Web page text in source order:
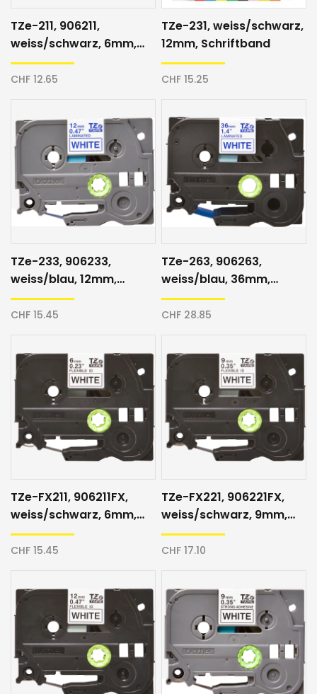
TZe-211, 906211,
weiss/schwarz, 6mm,
Schriftband
CHF 12.65
TZe-231, weiss/schwarz,
12mm, Schriftband
CHF 15.25
TZe-233, 906233,
weiss/blau, 12mm,
Schriftband
CHF 15.45
TZe-263, 906263,
weiss/blau, 36mm,
Schriftband
CHF 28.85
TZe-FX211, 906211FX,
weiss/schwarz, 6mm,
Schriftband
CHF 15.45
TZe-FX221, 906221FX,
weiss/schwarz, 9mm,
Schriftband
CHF 17.10